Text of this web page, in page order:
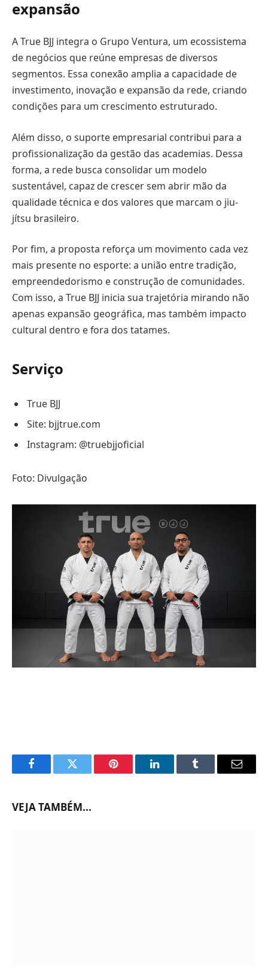
expansão
A True BJJ integra o Grupo Ventura, um ecossistema
de negócios que reúne empresas de diversos
segmentos. Essa conexão amplia a capacidade de
investimento, inovação e expansão da rede, criando
condições para um crescimento estruturado.
Além disso, o suporte empresarial contribui para a
profissionalização da gestão das academias. Dessa
forma, a rede busca consolidar um modelo
sustentável, capaz de crescer sem abrir mão da
qualidade técnica e dos valores que marcam o jiu-
jítsu brasileiro.
Por fim, a proposta reforça um movimento cada vez
mais presente no esporte: a união entre tradição,
empreendedorismo e construção de comunidades.
Com isso, a True BJJ inicia sua trajetória mirando não
apenas expansão geográfica, mas também impacto
cultural dentro e fora dos tatames.
Serviço
True BJJ
Site: bjjtrue.com
Instagram: @truebjjoficial
Foto: Divulgação
FacebookTwitter Pinterest LinkedInTumblr Email
VEJA TAMBÉM...